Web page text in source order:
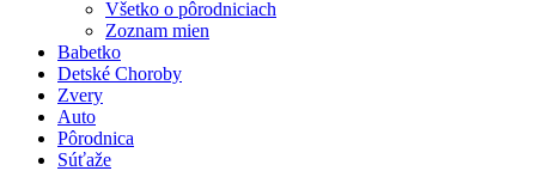
Všetko o pôrodniciach
Zoznam mien
Babetko
Detské Choroby
Zvery
Auto
Pôrodnica
Súťaže